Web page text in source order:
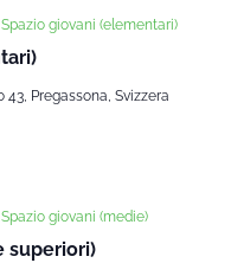
Spazio giovani (elementari)
43, Pregassona, Svizzera
superiori)
Spazio giovani (medie)